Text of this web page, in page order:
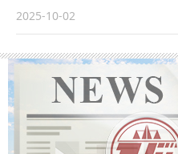
源，推动学校专家学者与检
化研究协作机制，围绕涉外
合攻关，共同打造服务国家
示，最高人民检察院对涉外
始终心怀“国之大者”，在涉外
安中院党组书记、院长赵雷首
带一路”重要节点城市，成为
司法审判工作面临新任务新
作现代化支撑和服务中国式
局，树立世界眼光，打开国际
事法律服务示范区（中央法
化法治化国际化营商环境注
https://qidian.sxtvs.com/
2025-10-02